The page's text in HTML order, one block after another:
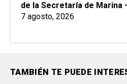
de la Secretaría de Marina
7 agosto, 2026
TAMBIÉN TE PUEDE